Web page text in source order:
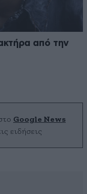
από την
Google News
ειδήσεις